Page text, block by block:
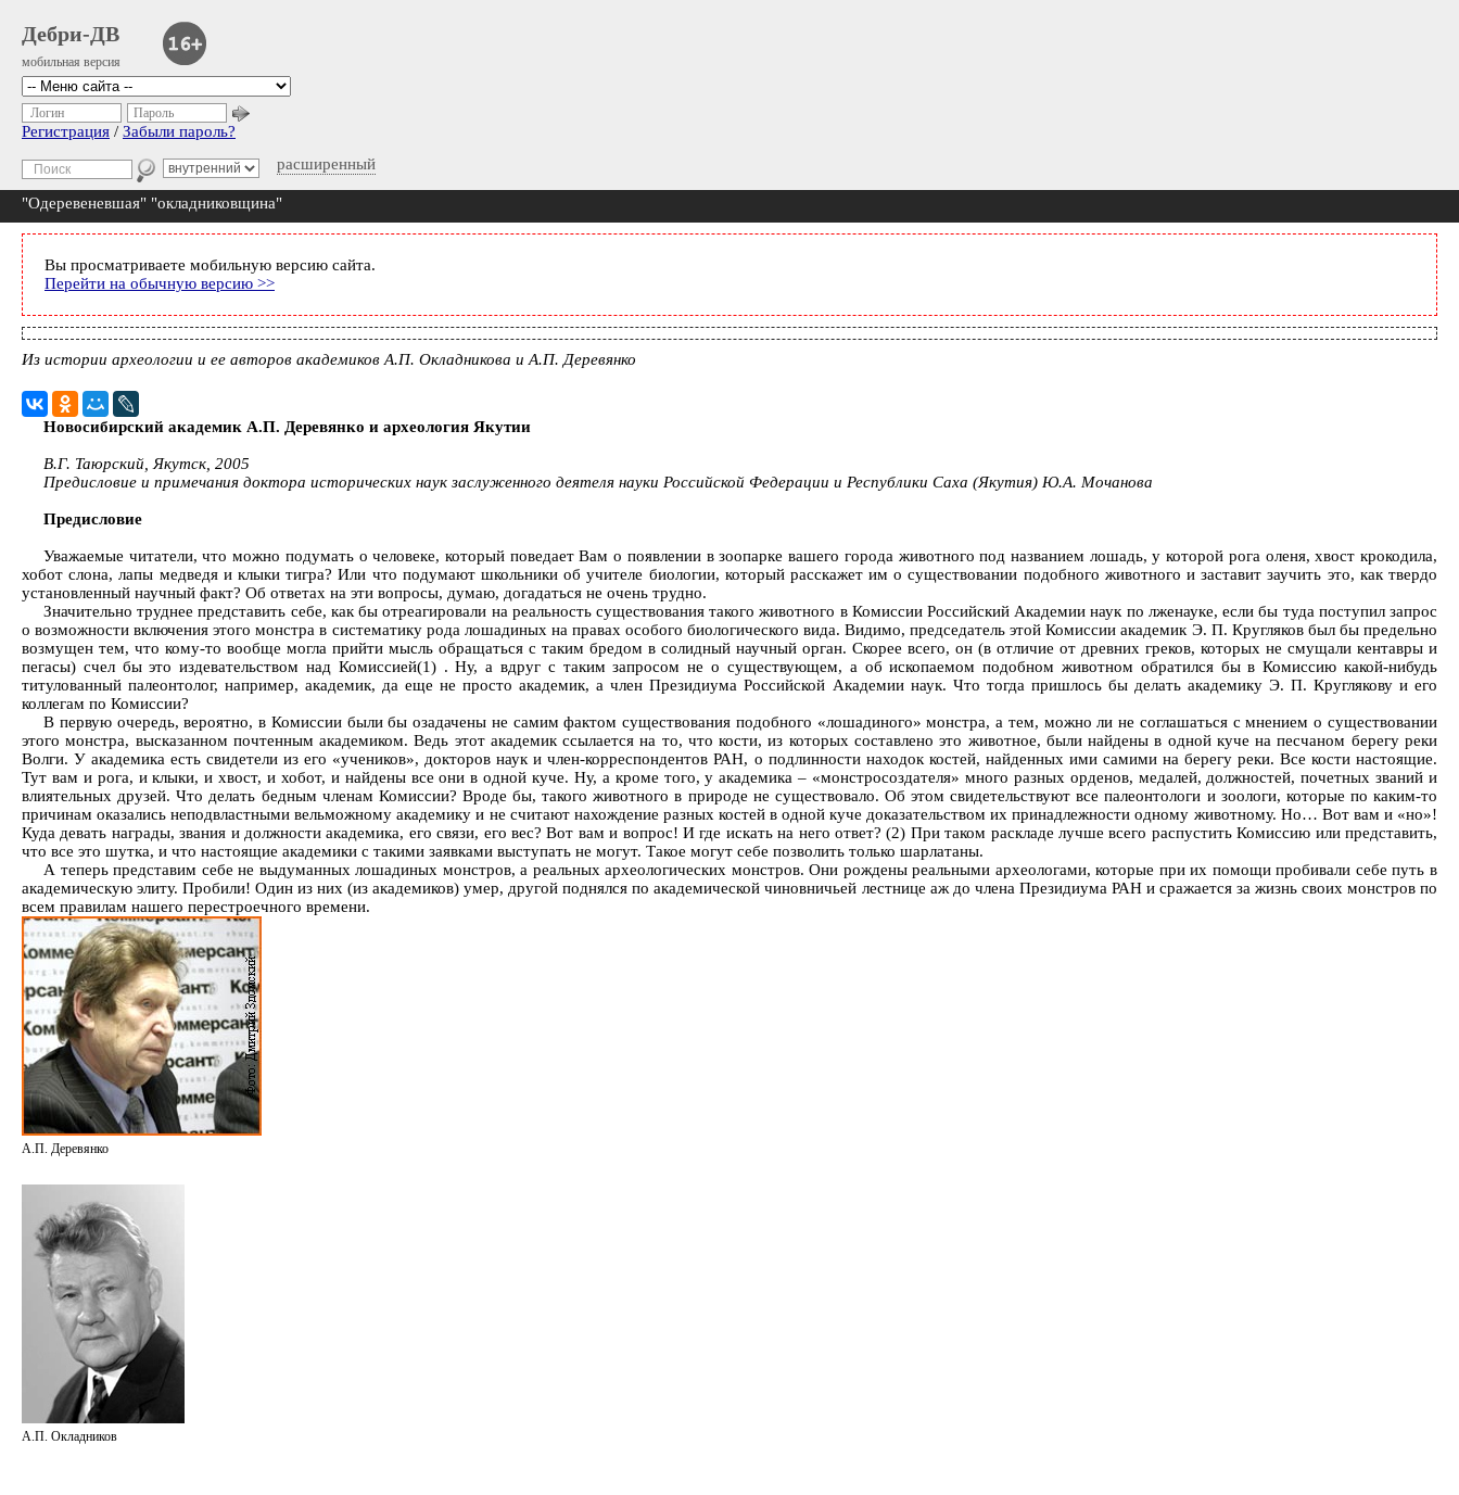
Дебри-ДВ
мобильная версия
расширенный
Логин Пароль
Регистрация / Забыли пароль?
"Одеревеневшая" "окладниковщина"
Вы просматриваете мобильную версию сайта.
Перейти на обычную версию >>
Из истории археологии и ее авторов академиков А.П. Окладникова и А.П. Деревянко
Новосибирский академик А.П. Деревянко и археология Якутии
В.Г. Таюрский, Якутск, 2005
Предисловие и примечания доктора исторических наук заслуженного деятеля науки Российской Федерации и Республики Саха (Якутия) Ю.А. Мочанова
Предисловие
Уважаемые читатели, что можно подумать о человеке, который поведает Вам о появлении в зоопарке вашего города животного под названием лошадь, у которой рога оленя, хвост крокодила,
хобот слона, лапы медведя и клыки тигра? Или что подумают школьники об учителе биологии, который расскажет им о существовании подобного животного и заставит заучить это, как твердо
установленный научный факт? Об ответах на эти вопросы, думаю, догадаться не очень трудно.
Значительно труднее представить себе, как бы отреагировали на реальность существования такого животного в Комиссии Российский Академии наук по лженауке, если бы туда поступил запрос
о возможности включения этого монстра в систематику рода лошадиных на правах особого биологического вида. Видимо, председатель этой Комиссии академик Э. П. Кругляков был бы предельно
возмущен тем, что кому-то вообще могла прийти мысль обращаться с таким бредом в солидный научный орган. Скорее всего, он (в отличие от древних греков, которых не смущали кентавры и
пегасы) счел бы это издевательством над Комиссией(1) . Ну, а вдруг с таким запросом не о существующем, а об ископаемом подобном животном обратился бы в Комиссию какой-нибудь
титулованный палеонтолог, например, академик, да еще не просто академик, а член Президиума Российской Академии наук. Что тогда пришлось бы делать академику Э. П. Круглякову и его
коллегам по Комиссии?
В первую очередь, вероятно, в Комиссии были бы озадачены не самим фактом существования подобного «лошадиного» монстра, а тем, можно ли не соглашаться с мнением о существовании
этого монстра, высказанном почтенным академиком. Ведь этот академик ссылается на то, что кости, из которых составлено это животное, были найдены в одной куче на песчаном берегу реки
Волги. У академика есть свидетели из его «учеников», докторов наук и член-корреспондентов РАН, о подлинности находок костей, найденных ими самими на берегу реки. Все кости настоящие.
Тут вам и рога, и клыки, и хвост, и хобот, и найдены все они в одной куче. Ну, а кроме того, у академика – «монстросоздателя» много разных орденов, медалей, должностей, почетных званий и
влиятельных друзей. Что делать бедным членам Комиссии? Вроде бы, такого животного в природе не существовало. Об этом свидетельствуют все палеонтологи и зоологи, которые по каким-то
причинам оказались неподвластными вельможному академику и не считают нахождение разных костей в одной куче доказательством их принадлежности одному животному. Но… Вот вам и «но»!
Куда девать награды, звания и должности академика, его связи, его вес? Вот вам и вопрос! И где искать на него ответ? (2) При таком раскладе лучше всего распустить Комиссию или представить,
что все это шутка, и что настоящие академики с такими заявками выступать не могут. Такое могут себе позволить только шарлатаны.
А теперь представим себе не выдуманных лошадиных монстров, а реальных археологических монстров. Они рождены реальными археологами, которые при их помощи пробивали себе путь в
академическую элиту. Пробили! Один из них (из академиков) умер, другой поднялся по академической чиновничьей лестнице аж до члена Президиума РАН и сражается за жизнь своих монстров по
всем правилам нашего перестроечного времени.
А.П. Деревянко
А.П. Окладников